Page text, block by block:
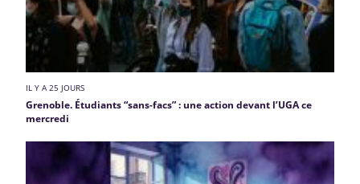
IL Y A 25 JOURS
Grenoble. Étudiants “sans-facs” : une action devant l’UGA ce
mercredi